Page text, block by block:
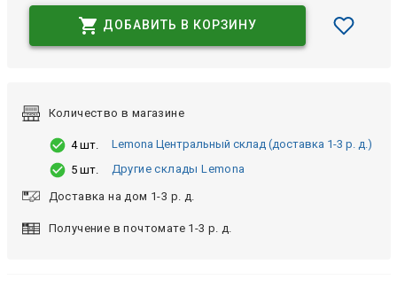
ДОБАВИТЬ В КОРЗИНУ
Количество в магазине
4 шт.
Lemona Центральный склад (доставка 1-3 р. д.)
5 шт.
Другие склады Lemona
Доставка на дом 1-3 р. д.
Получение в почтомате 1-3 р. д.